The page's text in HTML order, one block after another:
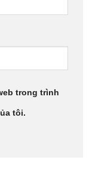
trong trình
tôi.